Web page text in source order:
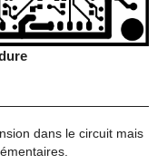
dans le circuit mais